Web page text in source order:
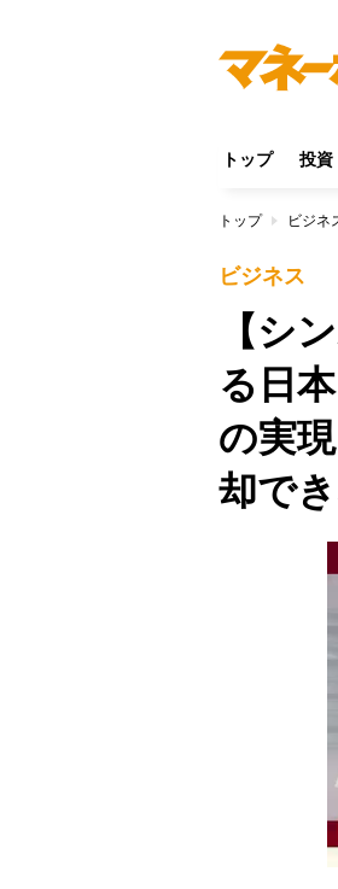
トップ 投資
トップ ビジネ
ビジネス
【シ
る日
の実
却で